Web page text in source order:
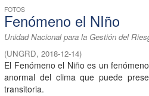
FOTOS
Fenómeno el NIño
Unidad Nacional para la Gestión del
(UNGRD,2018-12-14)
El Fenómeno el Niño es un
anormal del clima que puede
transitoria.